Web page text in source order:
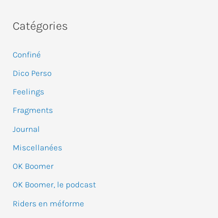
h
r
c
h
e
r
Catégories
Confiné
Dico Perso
Feelings
Fragments
Journal
Miscellanées
OK Boomer
OK Boomer, le podcast
Riders en méforme